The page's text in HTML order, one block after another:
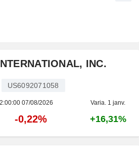
INC.
US6092071058
07/08/2026 Varia. 1 janv.
-0,22% +16,31%